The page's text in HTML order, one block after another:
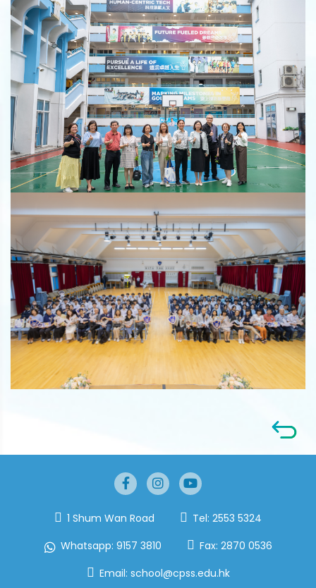
1 Shum Wan Road Tel: 2553 5324
Whatsapp: 9157 3810 Fax: 2870 0536
Email: school@cpss.edu.hk